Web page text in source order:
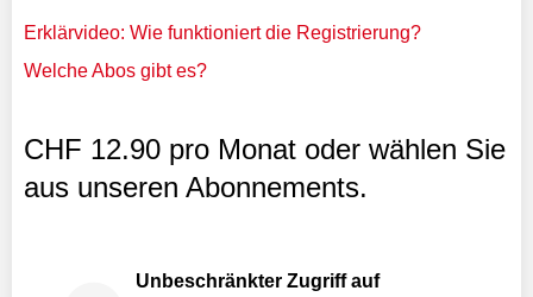
Erklärvideo: Wie funktioniert die Registrierung?
Welche Abos gibt es?
CHF 12.90 pro Monat oder wählen Sie
aus unseren Abonnements.
Unbeschränkter Zugriff auf